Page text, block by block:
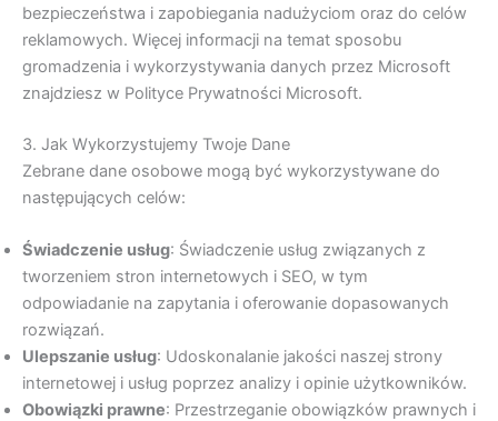
bezpieczeństwa i zapobiegania nadużyciom oraz do celów
reklamowych. Więcej informacji na temat sposobu
gromadzenia i wykorzystywania danych przez Microsoft
znajdziesz w Polityce Prywatności Microsoft.
3. Jak Wykorzystujemy Twoje Dane
Zebrane dane osobowe mogą być wykorzystywane do
następujących celów:
Świadczenie usług: Świadczenie usług związanych z
tworzeniem stron internetowych i SEO, w tym
odpowiadanie na zapytania i oferowanie dopasowanych
rozwiązań.
Ulepszanie usług: Udoskonalanie jakości naszej strony
internetowej i usług poprzez analizy i opinie użytkowników.
Obowiązki prawne: Przestrzeganie obowiązków prawnych i